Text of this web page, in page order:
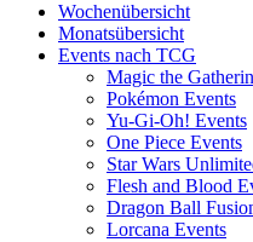
Wochenübersicht
Monatsübersicht
Events nach TCG
Magic the
Pokémon Events
Yu-Gi-Oh! Events
One Piece Events
Star Wars
Flesh and Blood
Dragon Ball
Lorcana Events